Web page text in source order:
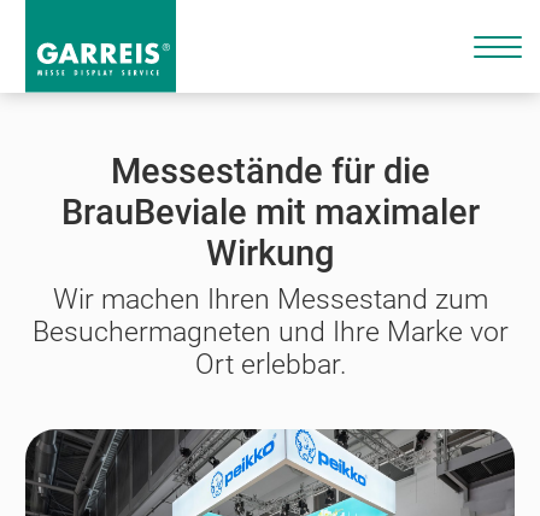
Messestände für die
BrauBeviale mit maximaler
Wirkung
Wir machen Ihren Messestand zum
Besuchermagneten und Ihre Marke vor
Ort erlebbar.